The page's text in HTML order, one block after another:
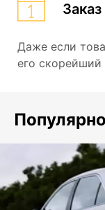
Даже если
его скорейший